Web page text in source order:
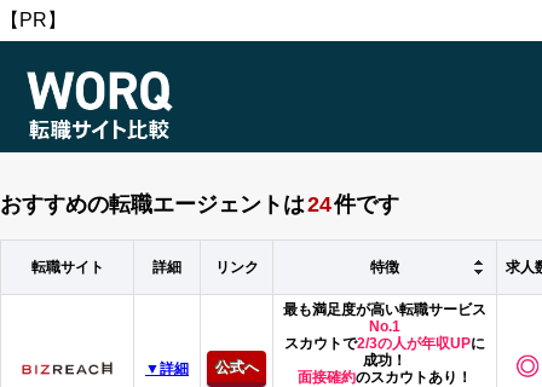
【PR】
おすすめの転職エージェントは24件です
転職サイト 詳細 リンク 特徴 求人
▼詳細 公式へ
最も満足度が高い転職サービス
No.1
スカウトで2/3の人が年収UPに
成功！
面接確約のスカウトあり！